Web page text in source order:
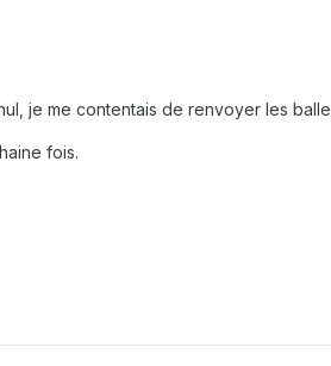
je me contentais de renvoyer les
fois.